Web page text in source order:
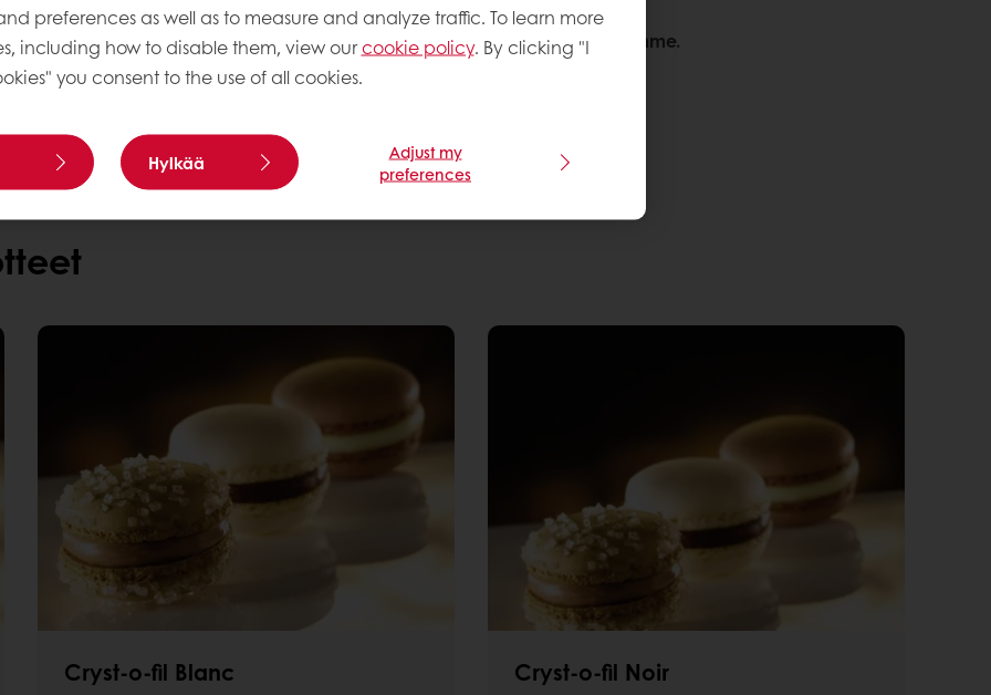
Palm Oil) eli
Tarvitsetko lisätietoja? Autamme mielellämme.
Ota meihin yhteyttä.
Cryst-o-fil Blanc Cryst-o-fil Noir
preferences as well as to measure and analyze traffic. To learn more
including how to disable them, view ourcookie policy. By clicking "I
you consent to the use of all cookies.
Hylkää
Adjust my
preferences